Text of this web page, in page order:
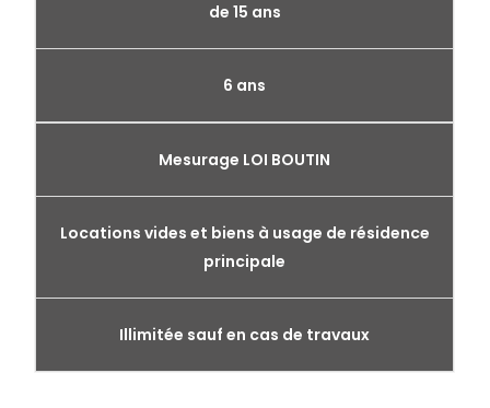
de 15 ans
6 ans
Mesurage LOI BOUTIN
Locations vides et biens à usage de résidence
principale
Illimitée sauf en cas de travaux